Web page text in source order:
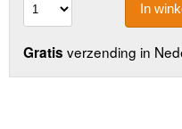
In
Gratis verzending in